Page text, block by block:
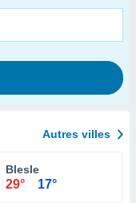
Autres villes
Blesle
29° 17°